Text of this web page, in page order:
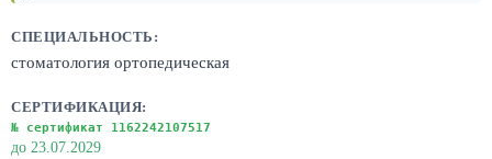
стоматология ортопедическая
№ сертификат 1162242107517
до 23.07.2029